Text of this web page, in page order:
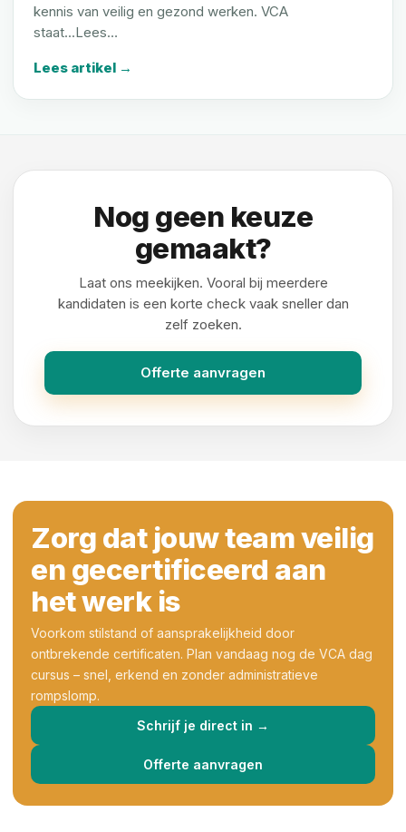
kennis van veilig en gezond werken. VCA
staat...Lees…
Lees artikel →
Nog geen keuze
gemaakt?
Laat ons meekijken. Vooral bij meerdere
kandidaten is een korte check vaak sneller dan
zelf zoeken.
Offerte aanvragen
Zorg dat jouw team veilig
en gecertificeerd aan
het werk is
Voorkom stilstand of aansprakelijkheid door
ontbrekende certificaten. Plan vandaag nog de VCA dag
cursus – snel, erkend en zonder administratieve
rompslomp.
Schrijf je direct in →
Offerte aanvragen